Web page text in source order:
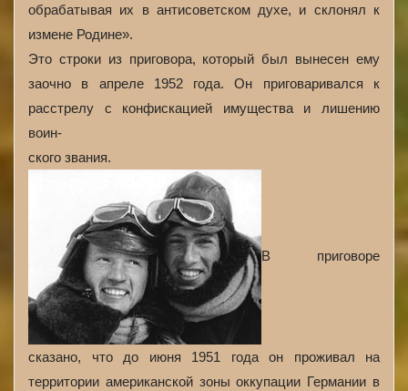
обрабатывая их в антисоветском духе, и склонял к
измене Родине».
Это строки из приговора, который был вынесен ему
заочно в апреле 1952 года. Он приговаривался к
расстрелу с конфискацией имущества и лишению
воин-
ского звания.
В приговоре
сказано, что до июня 1951 года он проживал на
территории американской зоны оккупации Германии в